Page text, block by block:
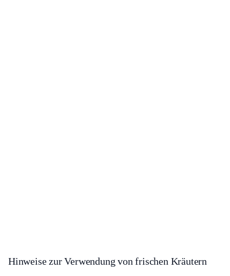
Hinweise zur Verwendung von frischen Kräutern